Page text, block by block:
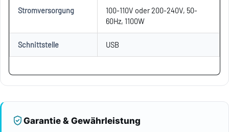
Stromversorgung
100-110V oder 200-240V, 50-
60Hz, 1100W
Schnittstelle USB
Garantie & Gewährleistung